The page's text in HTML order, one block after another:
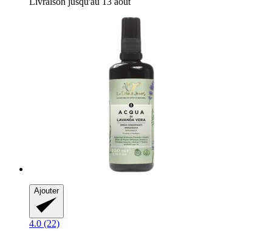
Ajouter
4.0 (22)